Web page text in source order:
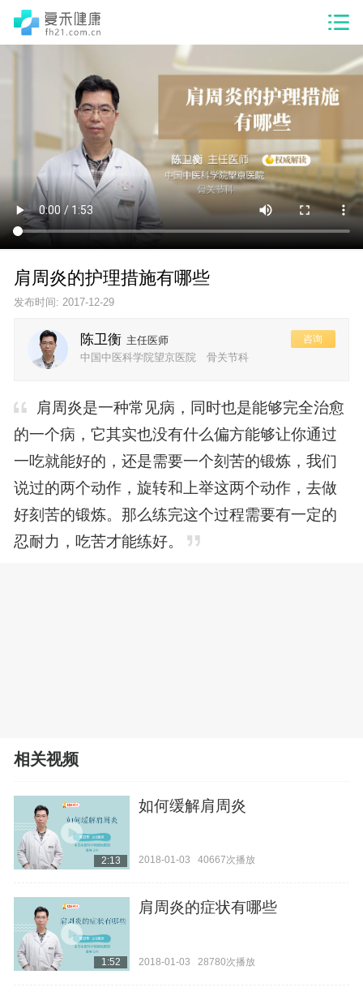
肩周炎的护理措施有哪些
发布时间: 2017-12-29
陈卫衡 主任医师 咨询
中国中医科学院望京医院 骨关节科
肩周炎是一种常见病，同时也是能够完全治愈
的一个病，它其实也没有什么偏方能够让你通过
一吃就能好的，还是需要一个刻苦的锻炼，我们
说过的两个动作，旋转和上举这两个动作，去做
好刻苦的锻炼。那么练完这个过程需要有一定的
忍耐力，吃苦才能练好。
相关视频
2:13
如何缓解肩周炎
2018-01-03 40667次播放
1:52
肩周炎的症状有哪些
2018-01-03 28780次播放